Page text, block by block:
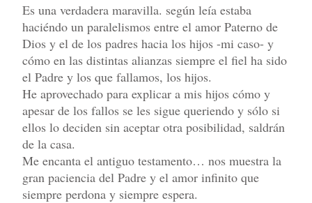
Es una verdadera maravilla. según leía estaba
haciéndo un paralelismos entre el amor Paterno de
Dios y el de los padres hacia los hijos -mi caso- y
cómo en las distintas alianzas siempre el fiel ha sido
el Padre y los que fallamos, los hijos.
He aprovechado para explicar a mis hijos cómo y
apesar de los fallos se les sigue queriendo y sólo si
ellos lo deciden sin aceptar otra posibilidad, saldrán
de la casa.
Me encanta el antiguo testamento… nos muestra la
gran paciencia del Padre y el amor infinito que
siempre perdona y siempre espera.